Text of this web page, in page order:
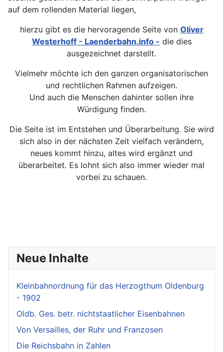
Neue Inhalte
Kleinbahnordnung für das Herzogthum Oldenburg
- 1902
Oldb. Ges. betr. nichtstaatlicher Eisenbahnen
Von Versailles, der Ruhr und Franzosen
Die Reichsbahn in Zahlen
auf dem rollenden Material liegen,
hierzu gibt es die hervoragende Seite von Oliver
Westerhoff - Laenderbahn.info - die dies
ausgezeichnet darstellt.
Vielmehr möchte ich den ganzen organisatorischen
und rechtlichen Rahmen aufzeigen.
Und auch die Menschen dahinter sollen ihre
Würdigung finden.
Die Seite ist im Entstehen und Überarbeitung. Sie wird
sich also in der nächsten Zeit vielfach verändern,
neues kommt hinzu, altes wird ergänzt und
überarbeitet. Es lohnt sich also immer wieder mal
vorbei zu schauen.